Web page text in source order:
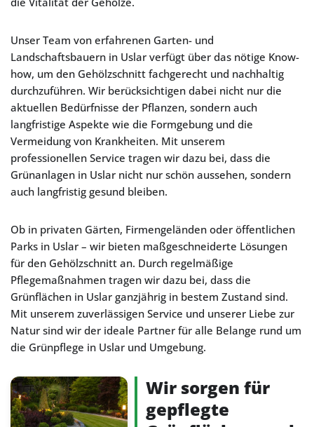
Unser Team von erfahrenen Garten- und
Landschaftsbauern in Uslar verfügt über das nötige Know-
how, um den Gehölzschnitt fachgerecht und nachhaltig
durchzuführen. Wir berücksichtigen dabei nicht nur die
aktuellen Bedürfnisse der Pflanzen, sondern auch
langfristige Aspekte wie die Formgebung und die
Vermeidung von Krankheiten. Mit unserem
professionellen Service tragen wir dazu bei, dass die
Grünanlagen in Uslar nicht nur schön aussehen, sondern
auch langfristig gesund bleiben.
Ob in privaten Gärten, Firmengeländen oder öffentlichen
Parks in Uslar – wir bieten maßgeschneiderte Lösungen
für den Gehölzschnitt an. Durch regelmäßige
Pflegemaßnahmen tragen wir dazu bei, dass die
Grünflächen in Uslar ganzjährig in bestem Zustand sind.
Mit unserem zuverlässigen Service und unserer Liebe zur
Natur sind wir der ideale Partner für alle Belange rund um
die Grünpflege in Uslar und Umgebung.
Wir sorgen für
gepflegte